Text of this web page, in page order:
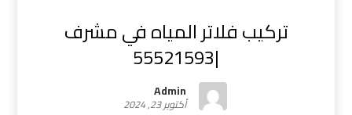
تركيب فلاتر المياه في مشرف
|55521593
Admin
أكتوبر 23, 2024